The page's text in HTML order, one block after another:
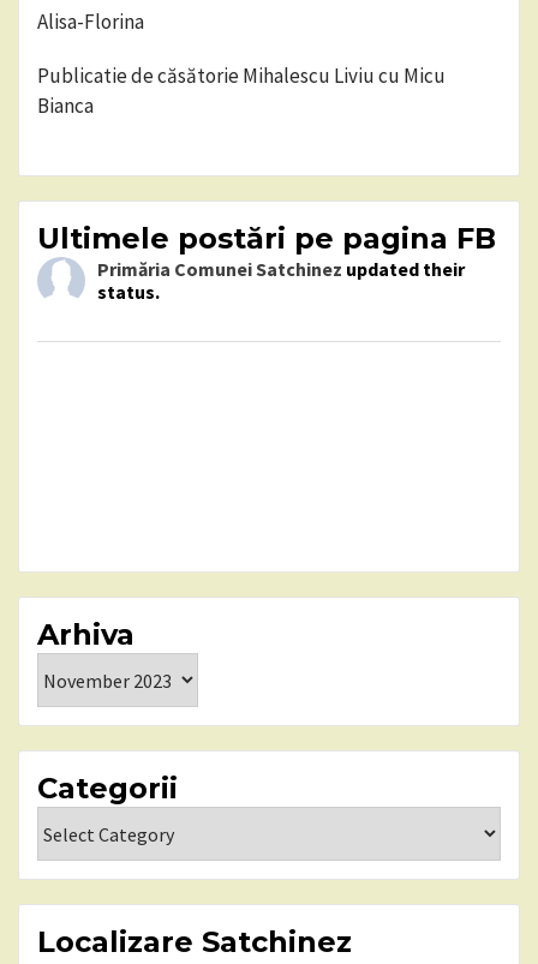
Alisa-Florina
Publicatie de căsătorie Mihalescu Liviu cu Micu
Bianca
Ultimele postări pe pagina FB
Primăria Comunei Satchinez updated their
status.
Arhiva
Categorii
Localizare Satchinez